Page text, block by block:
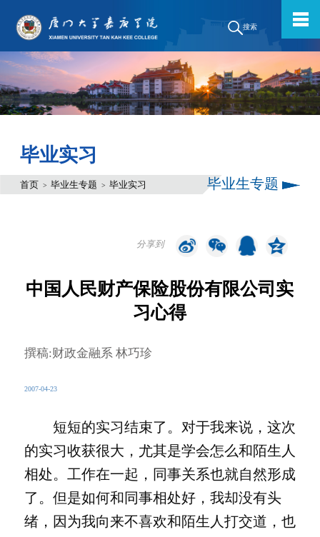
搜索
毕业实习
首页 > 毕业生专题 > 毕业实习 毕业生专题
分享到
中国人民财产保险股份有限公司实
习心得
撰稿:财政金融系 林巧珍
2007-04-23
短短的实习结束了。对于我来说，这次
的实习收获很大，尤其是学会怎么和陌生人
相处。工作在一起，同事关系也就自然形成
了。但是如何和同事相处好，我却没有头
绪，因为我向来不喜欢和陌生人打交道，也